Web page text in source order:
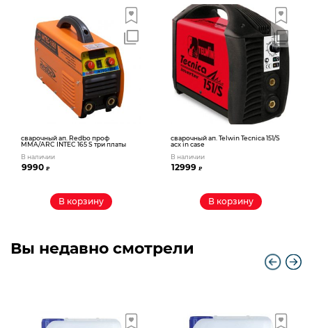
сварочный ап. Redbo проф
MMA/ARC INTEC 165 S три платы
В наличии
9990₽
В корзину
сварочный ап. Telwin Tecnica 151/S
acx in case
В наличии
12999₽
В корзину
Вы недавно смотрели